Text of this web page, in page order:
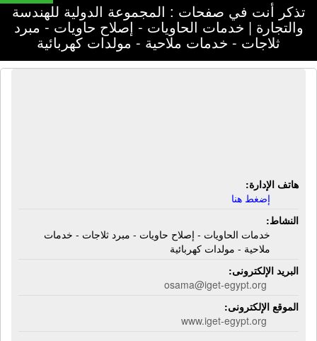
تذكر أنت في صفحات : المجموعة الدولية للهندسة
والتجارة | خدمات الحاويات - إصلاح حاويات - مبرد
ثلاجات - خدمات ملاحية - مولدات كهربائية
هاتف الإدارة:
إضغط هنا
النشاط:
خدمات الحاويات - إصلاح حاويات - مبرد ثلاجات - خدمات
ملاحية - مولدات كهربائية
البريد الإلكترونى:
osama@iget-egypt.org
الموقع الإلكترونى:
www.iget-egypt.org